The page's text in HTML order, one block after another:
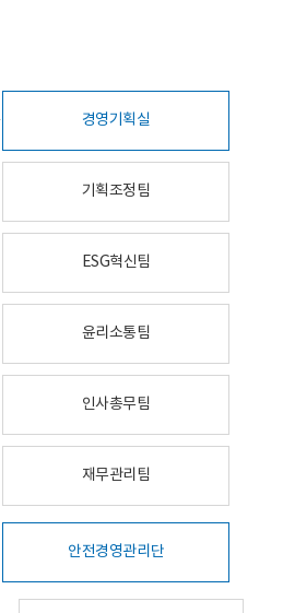
경영기획실
기획조정팀
ESG혁신팀
윤리소통팀
인사총무팀
재무관리팀
안전경영관리단